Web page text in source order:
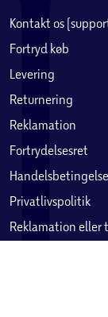
Kontakt os
Fortryd køb
Levering
Returnering
Reklamation
Fortrydelsesret
Privatlivspolitik
Reklamation eller